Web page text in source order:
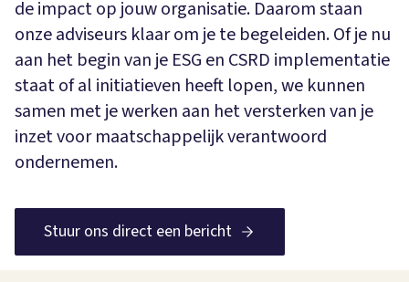
de impact op jouw organisatie. Daarom staan
onze adviseurs klaar om je te begeleiden. Of je nu
aan het begin van je ESG en CSRD implementatie
staat of al initiatieven heeft lopen, we kunnen
samen met je werken aan het versterken van je
inzet voor maatschappelijk verantwoord
ondernemen.
Stuur ons direct een bericht